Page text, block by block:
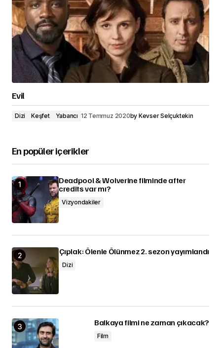
Evil
Dizi Keşfet Yabancı 12 Temmuz 2020by Kevser Selçuktekin
En popüler içerikler
Deadpool & Wolverine filminde after
credits var mı?
Vizyondakiler
Çıplak: Ölenle Ölünmez 2. sezon yayımlandı
Dizi
Balkaya filmi ne zaman çıkacak?
Film